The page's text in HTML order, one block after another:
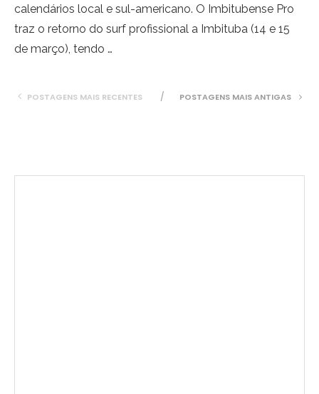
calendários local e sul-americano. O Imbitubense Pro
traz o retorno do surf profissional a Imbituba (14 e 15
de março), tendo …
POSTAGENS MAIS RECENTES POSTAGENS MAIS ANTIGAS